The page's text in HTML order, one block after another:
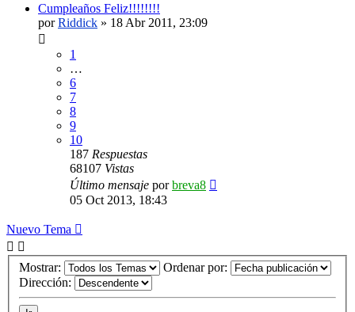
Cumpleaños Feliz!!!!!!!!
porRiddick » 18 Abr 2011, 23:09
1
…
6
7
8
9
10
187 Respuestas
68107 Vistas
Último mensaje porbreva8
05 Oct 2013, 18:43
Nuevo Tema
Mostrar:
Ordenar por:
Dirección: